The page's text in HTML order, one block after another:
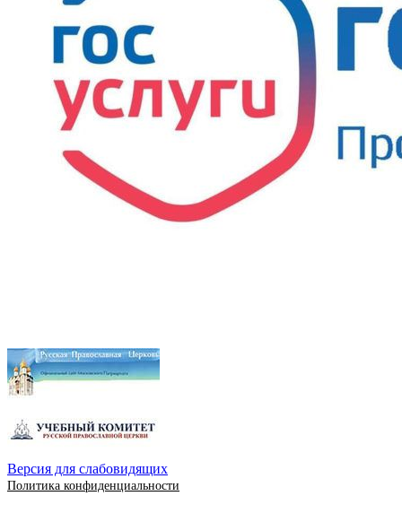
Версия для слабовидящих
Политика конфиденциальности